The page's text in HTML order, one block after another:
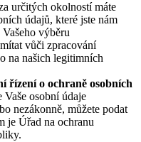
určitých okolností máte
údajů, které jste nám
výběru
vůči zpracování
na našich legitimních
řízení o ochraně osobních
Vaše osobní údaje
nezákonně, můžete podat
je Úřad na ochranu